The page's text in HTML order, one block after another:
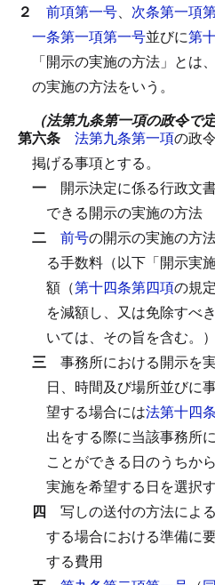
２ 前項第一号、 次条第一項
一条第一項第一号並びに第
「開示の実施の方法」とは、
の実施の方法をいう。
（法第九条第一項の政令で
第六条 法第九条第一項の政
掲げる事項とする。
一 開示決定に係る行政文
できる開示の実施の方法
二 前号の開示の実施の方
る手数料（以下「開示実
額（第十四条第四項の規
を減額し、又は免除すべ
いては、その旨を含む。）
三 事務所における開示を
日、時間及び場所並びに
望する場合には法第十四
出をする際に当該事務所
ことができる日のうちか
実施を希望する日を選択
四 写しの送付の方法によ
する場合における準備に
する費用